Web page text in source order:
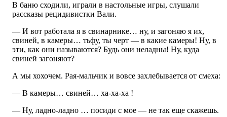
В баню сходили, играли в настольные игры, слушали
рассказы рецидивистки Вали.
— И вот работала я в свинарнике… ну, и загоняю я их,
свиней, в камеры… тьфу, ты черт — в какие камеры! Ну, в
эти, как они называются? Будь они неладны! Ну, куда
свиней загоняют?
А мы хохочем. Рая-мальчик и вовсе захлебывается от смеха:
— В камеры… свиней… ха-ха-ха !
— Ну, ладно-ладно … посиди с мое — не так еще скажешь.